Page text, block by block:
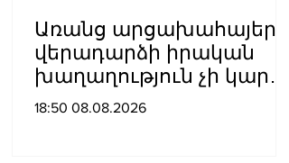
Առանց արցախահայերի
վերադարձի իրական
խաղաղություն չի կարող
լինել․ Սաղաթելյան
18:50 08.08.2026